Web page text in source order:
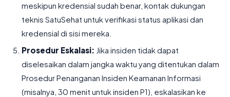
meskipun kredensial sudah benar, kontak dukungan
teknis SatuSehat untuk verifikasi status aplikasi dan
kredensial di sisi mereka.
Prosedur Eskalasi: Jika insiden tidak dapat
diselesaikan dalam jangka waktu yang ditentukan dalam
Prosedur Penanganan Insiden Keamanan Informasi
(misalnya, 30 menit untuk insiden P1), eskalasikan ke